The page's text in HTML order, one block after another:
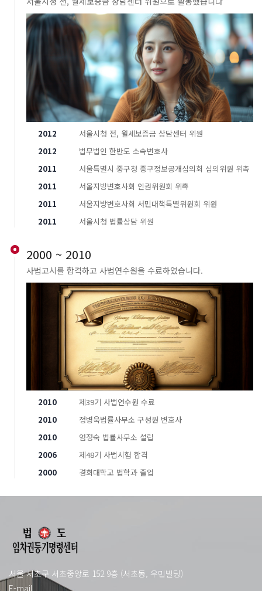
2012
서울시청 전, 월세보증금 상담센터 위원
2012
법무법인 한반도 소속변호사
2011
서울특별시 중구청 중구정보공개심의회 심의위원 위촉
2011
서울지방변호사회 인권위원회 위촉
2011
서울지방변호사회 서민대책특별위원회 위원
2011
서울시청 법률상담 위원
2000 ~ 2010
사법고시를 합격하고 사법연수원을 수료하였습니다.
2010
제39기 사법연수원 수료
2010
정병욱법률사무소 구성원 변호사
2010
엄정숙 법률사무소 설립
2006
제48기 사법시험 합격
2000
경희대학교 법학과 졸업
서울 서초구 서초중앙로 152 9층 (서초동, 우민빌딩)
E-mail